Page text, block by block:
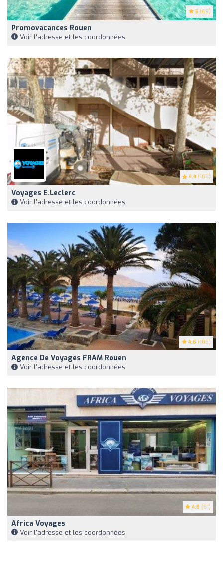
5 (69)
Promovacances Rouen
Voir l'adresse et les coordonnées
4.4 (166)
Voyages E.Leclerc
Voir l'adresse et les coordonnées
4.6 (106)
Agence De Voyages FRAM Rouen
Voir l'adresse et les coordonnées
4.8 (61)
Africa Voyages
Voir l'adresse et les coordonnées